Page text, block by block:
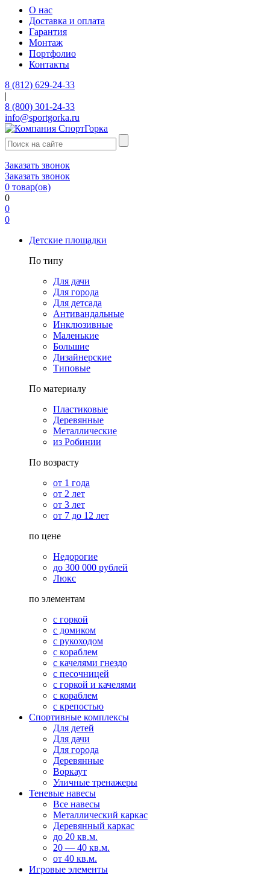
О нас
Доставка и оплата
Гарантия
Монтаж
Портфолио
Контакты
8 (812) 629-24-33
|
8 (800) 301-24-33
info@sportgorka.ru
Заказать звонок
Заказать звонок
0 товар(ов)
0
0
0
Детские площадки
По типу
Для дачи
Для города
Для детсада
Антивандальные
Инклюзивные
Маленькие
Большие
Дизайнерские
Типовые
По материалу
Пластиковые
Деревянные
Металлические
из Робинии
По возрасту
от 1 года
от 2 лет
от 3 лет
от 7 до 12 лет
по цене
Недорогие
до 300 000 рублей
Люкс
по элементам
с горкой
с домиком
с рукоходом
с кораблем
с качелями гнездо
с песочницей
с горкой и качелями
с кораблем
с крепостью
Спортивные комплексы
Для детей
Для дачи
Для города
Деревянные
Воркаут
Уличные тренажеры
Теневые навесы
Все навесы
Металлический каркас
Деревянный каркас
до 20 кв.м.
20 — 40 кв.м.
от 40 кв.м.
Игровые элементы